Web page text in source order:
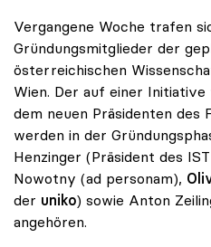
Vergangene Woche trafen
Gründungsmitglieder der
österreichischen
Wien. Der auf einer
dem neuen Präsidenten des
werden in der
Henzinger (Präsident des
Nowotny (ad personam),
der uniko) sowie Anton
angehören.